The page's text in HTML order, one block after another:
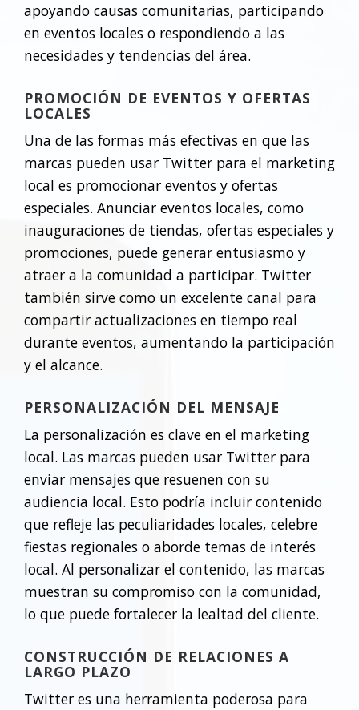
apoyando causas comunitarias, participando
en eventos locales o respondiendo a las
necesidades y tendencias del área.
PROMOCIÓN DE EVENTOS Y OFERTAS
LOCALES
Una de las formas más efectivas en que las
marcas pueden usar Twitter para el marketing
local es promocionar eventos y ofertas
especiales. Anunciar eventos locales, como
inauguraciones de tiendas, ofertas especiales y
promociones, puede generar entusiasmo y
atraer a la comunidad a participar. Twitter
también sirve como un excelente canal para
compartir actualizaciones en tiempo real
durante eventos, aumentando la participación
y el alcance.
PERSONALIZACIÓN DEL MENSAJE
La personalización es clave en el marketing
local. Las marcas pueden usar Twitter para
enviar mensajes que resuenen con su
audiencia local. Esto podría incluir contenido
que refleje las peculiaridades locales, celebre
fiestas regionales o aborde temas de interés
local. Al personalizar el contenido, las marcas
muestran su compromiso con la comunidad,
lo que puede fortalecer la lealtad del cliente.
CONSTRUCCIÓN DE RELACIONES A
LARGO PLAZO
Twitter es una herramienta poderosa para